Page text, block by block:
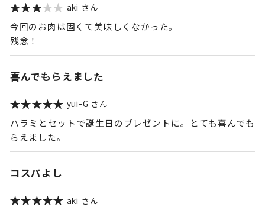
aki
今回のお肉は固くて美味しくなかった。
残念！
喜んでもらえました
yui-G
ハラミとセットで誕生日のプレゼントに。とても喜んでも
らえました。
コスパよし
aki